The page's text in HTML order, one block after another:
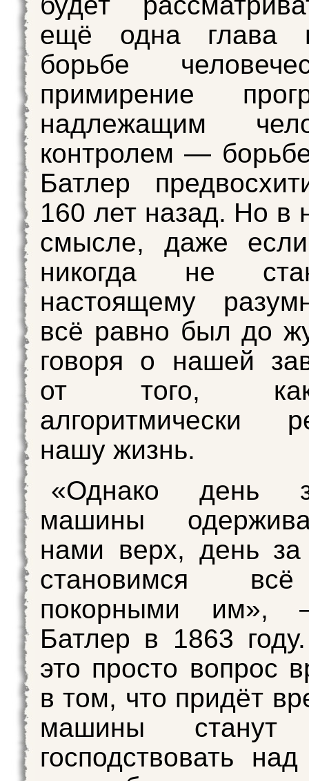
ещё одна глава
борьбе
примирение
надлежащим
контролем —
Батлер
160 лет назад. Но в
смысле, даже
никогда не
настоящему
всё равно был до
говоря о нашей
от того,
алгоритмически
нашу жизнь.
«Однако день
машины
нами верх, день
становимся
покорными им»,
Батлер в 1863
это просто вопрос
в том, что придёт
машины станут
господствовать